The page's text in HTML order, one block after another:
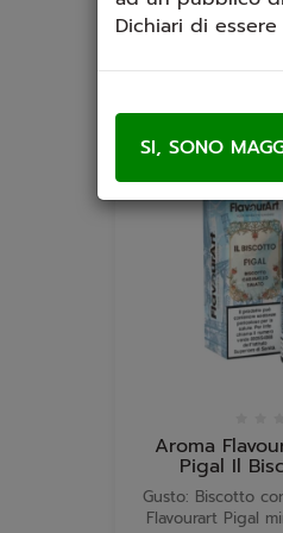
Aroma
Pigal Il
Gusto: Biscotto
Flavourart Pigal
Dichiari di